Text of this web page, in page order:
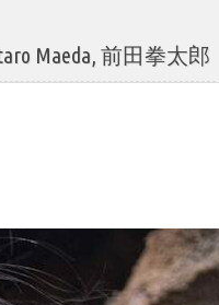
Maeda, 前田拳太郎